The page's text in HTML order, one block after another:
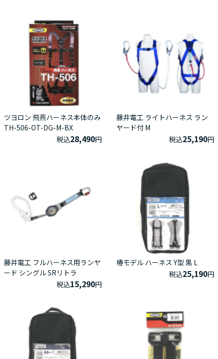
ツヨロン 飛燕ハーネス本体のみ
TH-506-OT-DG-M-BX
税込28,490円
藤井電工 ライトハーネス ラン
ヤード付 M
税込25,190円
藤井電工 フルハーネス用ランヤ
ード シングル SRリトラ
税込15,290円
椿モデル ハーネス Y型 黒 L
税込25,190円